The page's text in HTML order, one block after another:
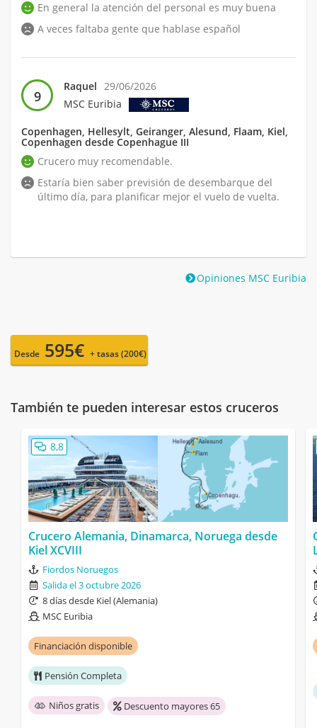
En general la atención del personal es muy buena
A veces faltaba gente que hablase español
9
Raquel
29/06/2026
MSC Euribia
Copenhagen, Hellesylt, Geiranger, Alesund, Flaam, Kiel,
Copenhagen desde Copenhague III
Crucero muy recomendable.
Estaría bien saber previsión de desembarque del
último día, para planificar mejor el vuelo de vuelta.
Opiniones MSC Euribia
Desde 595€ + tasas (200€)
También te pueden interesar estos cruceros
8,8
Crucero Alemania, Dinamarca, Noruega desde
Kiel XCVIII
Fiordos Noruegos
Salida el 3 octubre 2026
8 días desde Kiel (Alemania)
MSC Euribia
Financiación disponible
Pensión Completa
Niños gratis Descuento mayores 65